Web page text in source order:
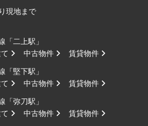
現地まで
「二上駅」
中古物件 賃貸物件
「堅下駅」
中古物件 賃貸物件
「弥刀駅」
中古物件 賃貸物件